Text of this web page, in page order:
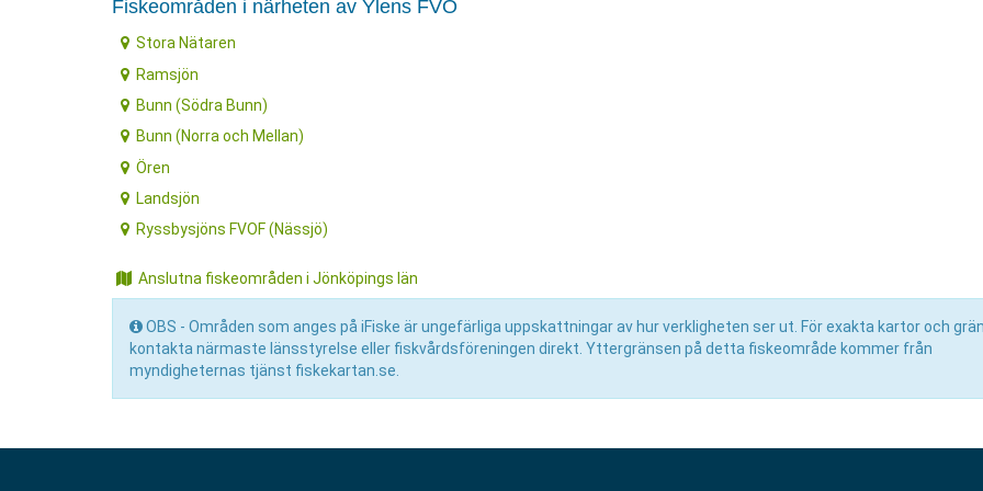
Fiskeområden i närheten av Ylens FVO
Stora Nätaren
Ramsjön
Bunn (Södra Bunn)
Bunn (Norra och Mellan)
Ören
Landsjön
Ryssbysjöns FVOF (Nässjö)
Anslutna fiskeområden i Jönköpings län
OBS - Områden som anges på iFiske är ungefärliga uppskattningar av hur verkligheten ser ut. För exakta kartor och
kontakta närmaste länsstyrelse eller fiskvårdsföreningen direkt. Yttergränsen på detta fiskeområde kommer från
myndigheternas tjänst fiskekartan.se.